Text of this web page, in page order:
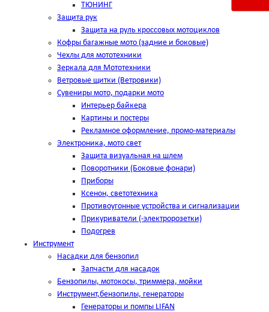
ТЮНИНГ
Защита рук
Защита на руль кроссовых мотоциклов
Кофры багажные мото (задние и боковые)
Чехлы для мототехники
Зеркала для Мототехники
Ветровые щитки (Ветровики)
Сувениры мото, подарки мото
Интерьер байкера
Картины и постеры
Рекламное оформление, промо-материалы
Электроника, мото свет
Защита визуальная на шлем
Поворотники (Боковые фонари)
Приборы
Ксенон, светотехника
Противоугонные устройства и сигнализации
Прикуриватели (-электророзетки)
Подогрев
Инструмент
Насадки для бензопил
Запчасти для насадок
Бензопилы, мотокосы, триммера, мойки
Инструмент,бензопилы, генераторы
Генераторы и помпы LIFAN